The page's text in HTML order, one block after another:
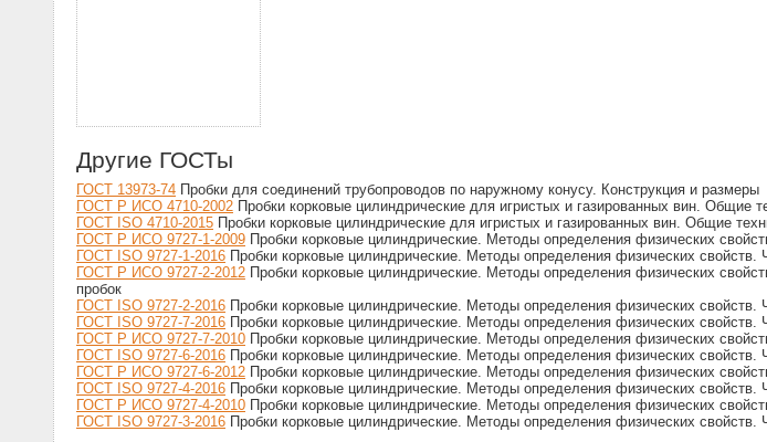
Другие ГОСТы
ГОСТ 13973-74 Пробки для соединений трубопроводов по наружному конусу. Конструкция и размеры
ГОСТ Р ИСО 4710-2002 Пробки корковые цилиндрические для игристых и газированных вин. Общие
ГОСТ ISO 4710-2015 Пробки корковые цилиндрические для игристых и газированных вин. Общие
ГОСТ Р ИСО 9727-1-2009 Пробки корковые цилиндрические. Методы определения физических
ГОСТ ISO 9727-1-2016 Пробки корковые цилиндрические. Методы определения физических
ГОСТ Р ИСО 9727-2-2012 Пробки корковые цилиндрические. Методы определения физических
пробок
ГОСТ ISO 9727-2-2016 Пробки корковые цилиндрические. Методы определения физических
ГОСТ ISO 9727-7-2016 Пробки корковые цилиндрические. Методы определения физических
ГОСТ Р ИСО 9727-7-2010 Пробки корковые цилиндрические. Методы определения физических
ГОСТ ISO 9727-6-2016 Пробки корковые цилиндрические. Методы определения физических
ГОСТ Р ИСО 9727-6-2012 Пробки корковые цилиндрические. Методы определения физических
ГОСТ ISO 9727-4-2016 Пробки корковые цилиндрические. Методы определения физических
ГОСТ Р ИСО 9727-4-2010 Пробки корковые цилиндрические. Методы определения физических
ГОСТ ISO 9727-3-2016 Пробки корковые цилиндрические. Методы определения физических